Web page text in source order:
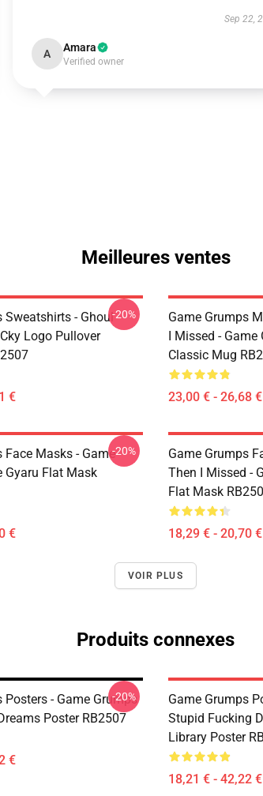
Sep 22,
A Amara
Verified owner
Meilleures ventes
Sweatshirts - Ghoul
Logo Pullover
€
-20%
Game Grumps
I Missed -
Classic Mug
23,00 € - 26,68 €
Face Masks - Game
Gyaru Flat Mask
€
-20%
Game Grumps
Then I Missed -
Flat Mask
18,29 € - 20,70 €
VOIR PLUS
Produits connexes
Posters - Game Grumps
Poster RB2507
€
-20%
Game Grumps
Stupid Fucking
Library Poster
18,21 € - 42,22 €